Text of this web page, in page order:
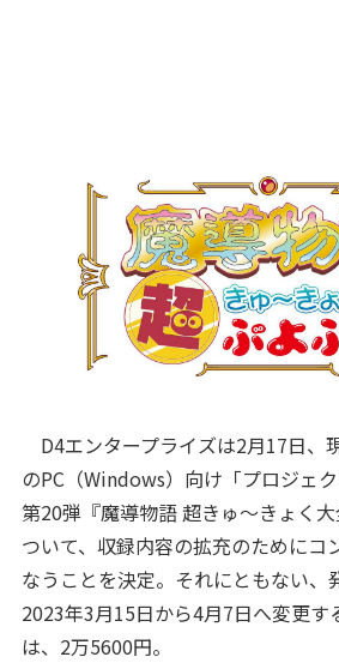
D4エンタープライズは2月17日、
のPC（Windows）向け「プロジェ
第20弾『魔導物語 超きゅ～きょく
ついて、収録内容の拡充のためにコ
なうことを決定。それにともない、
2023年3月15日から4月7日へ変更す
は、2万5600円。